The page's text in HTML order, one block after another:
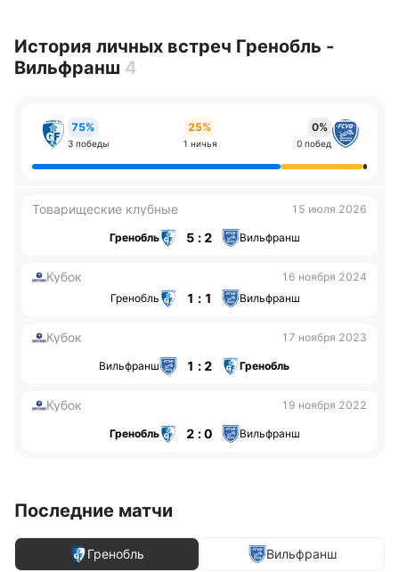
История личных встреч Гренобль -
Вильфранш 4
75%
3 победы
25%
1 ничья
0%
0 побед
Товарищеские клубные 15 июля 2026
Гренобль 5 : 2 Вильфранш
Кубок
16 ноября 2024
Гренобль
1 : 1 Вильфранш
Кубок 17 ноября 2023
Вильфранш 1 : 2 Гренобль
Кубок 19 ноября 2022
Гренобль 2 : 0 Вильфранш
Последние матчи
Гренобль Вильфранш